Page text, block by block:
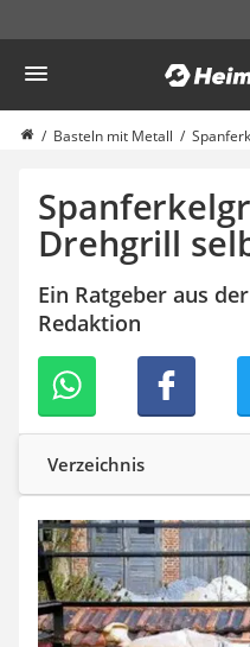
Haushalt & Freizeit
Diascanner
Walkie-Talkie Kinder
Gusseisen Bräter
Induktionskochfeld
Tischgeschirrspüler
Elektronische Dartscheibe
Wildkamera
Wischmopp
Beschriftungsgerät
Trinkflasche
Thermokanne
Elektrische Pfeffermühle
Waschsauger
Geflügelschere
SUP-Board
Ferngesteuertes Auto
Subwoofer
Beheizbare Handschuhe
Basteln mit Metall
Drehgrill
Ein Ratgeber aus
Redaktion
Verzeichnis